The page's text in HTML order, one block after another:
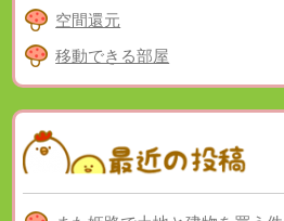
空間還元
移動できる部屋